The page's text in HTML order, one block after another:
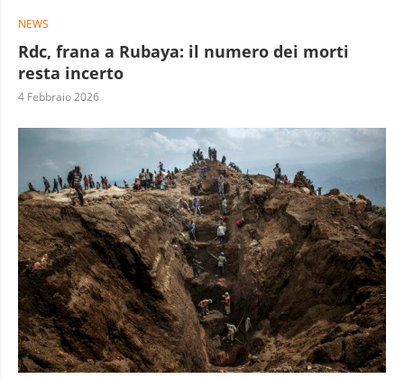
NEWS
Rdc, frana a Rubaya: il numero dei morti
resta incerto
4 Febbraio 2026